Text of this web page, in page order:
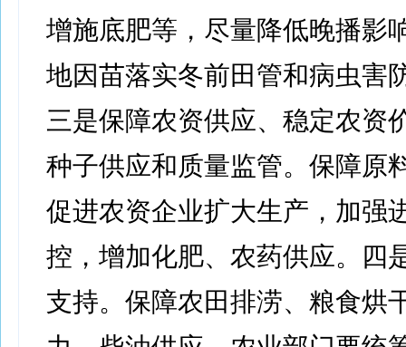
增施底肥等，尽量降低晚播影
地因苗落实冬前田管和病虫害
三是保障农资供应、稳定农资
种子供应和质量监管。保障原
促进农资企业扩大生产，加强
控，增加化肥、农药供应。四
支持。保障农田排涝、粮食烘